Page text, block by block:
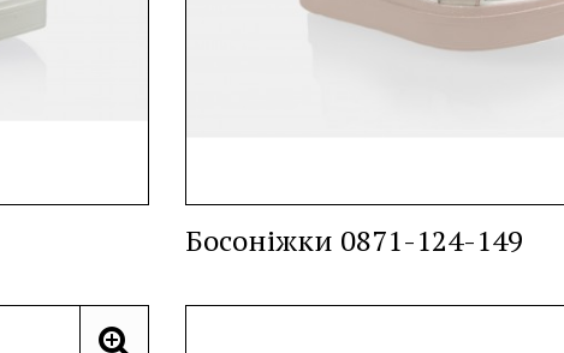
Босоніжки 0871-124-149